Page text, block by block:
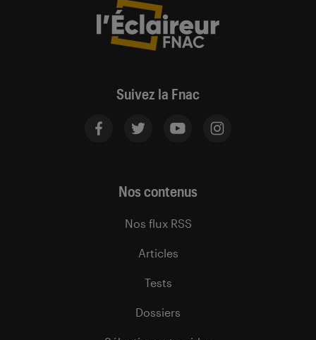
Suivez la Fnac
Nos contenus
Nos flux RSS
Articles
Tests
Dossiers